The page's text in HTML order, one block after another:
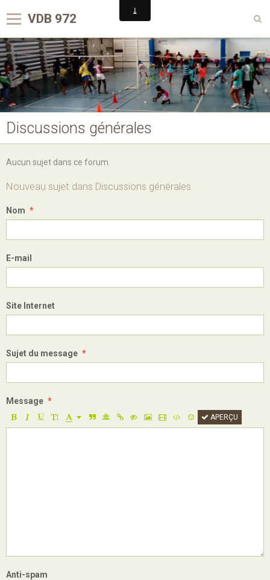
VDB 972
Accueil
Club VDB en pratique
Compétitions
Activités du VDB
Dans les médias
Nous rejoindre sur Facebook
Discussions générales
Aucun sujet dans ce forum.
Nouveau sujet dans Discussions générales
Nom
E-mail
Site Internet
Sujet du message
Message
APERÇU
Anti-spam